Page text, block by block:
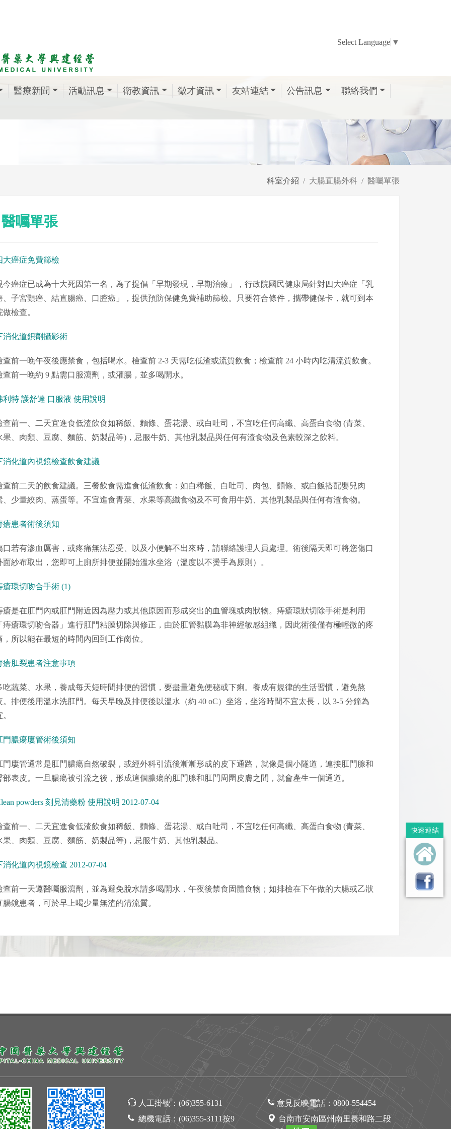
Select Language ▼
醫療新聞 活動訊息 衛教資訊 徵才資訊 友站連結 公告訊息 聯絡我們
科室介紹 大腸直腸外科 醫囑單張
醫囑單張
大癌症免費篩檢
今癌症已成為十大死因第一名，為了提倡「早期發現，早期治療」，行政院國民健康局針對四大癌症「乳
、子宮頸癌、結直腸癌、口腔癌」，提供預防保健免費補助篩檢。只要符合條件，攜帶健保卡，就可到本
做檢查。
消化道鋇劑攝影術
查前一晚午夜後應禁食，包括喝水。檢查前 2-3 天需吃低渣或流質飲食；檢查前 24 小時內吃清流質飲食。
查前一晚約 9 點需口服瀉劑，或灌腸，並多喝開水。
利特 護舒達 口服液 使用說明
查前一、二天宜進食低渣飲食如稀飯、麵條、蛋花湯、或白吐司，不宜吃任何高纖、高蛋白食物 (青菜、
果、肉類、豆腐、麵筋、奶製品等)，忌服牛奶、其他乳製品與任何有渣食物及色素較深之飲料。
消化道內視鏡檢查飲食建議
查前二天的飲食建議。三餐飲食需進食低渣飲食：如白稀飯、白吐司、肉包、麵條、或白飯搭配嬰兒肉
、少量絞肉、蒸蛋等。不宜進食青菜、水果等高纖食物及不可食用牛奶、其他乳製品與任何有渣食物。
瘡患者術後須知
口若有滲血厲害，或疼痛無法忍受、以及小便解不出來時，請聯絡護理人員處理。術後隔天即可將您傷口
面紗布取出，您即可上廁所排便並開始溫水坐浴（溫度以不燙手為原則）。
瘡環切吻合手術 (1)
瘡是在肛門內或肛門附近因為壓力或其他原因而形成突出的血管塊或肉狀物。痔瘡環狀切除手術是利用
痔瘡環切吻合器」進行肛門粘膜切除與修正，由於肛管黏膜為非神經敏感組織，因此術後僅有極輕微的疼
，所以能在最短的時間內回到工作崗位。
瘡肛裂患者注意事項
吃蔬菜、水果，養成每天短時間排便的習慣，要盡量避免便秘或下痢。養成有規律的生活習慣，避免熬
。排便後用溫水洗肛門。每天早晚及排便後以溫水（約 40 oC）坐浴，坐浴時間不宜太長，以 3-5 分鐘為
門膿瘍廔管術後須知
門廔管通常是肛門膿瘍自然破裂，或經外科引流後漸漸形成的皮下通路，就像是個小隧道，連接肛門腺和
部表皮。一旦膿瘍被引流之後，形成這個膿瘍的肛門腺和肛門周圍皮膚之間，就會產生一個通道。
powders 刻見清藥粉 使用說明 2012-07-04
查前一、二天宜進食低渣飲食如稀飯、麵條、蛋花湯、或白吐司，不宜吃任何高纖、高蛋白食物 (青菜、
果、肉類、豆腐、麵筋、奶製品等)，忌服牛奶、其他乳製品。
消化道內視鏡檢查 2012-07-04
查前一天遵醫囑服瀉劑，並為避免脫水請多喝開水，午夜後禁食固體食物；如排檢在下午做的大腸或乙狀
腸鏡患者，可於早上喝少量無渣的清流質。
快速連結
人工掛號： (06)355-6131
總機電話： (06)355-3111按9
意見反映電話： 0800-554454
台南市安南區州南里長和路二段